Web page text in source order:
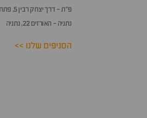
פ״ת - דרך יצחק רבין 5, פתח תקווה
נתניה - האורזים 22, נתניה
הסניפים שלנו >>